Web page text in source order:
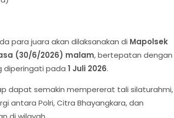
para juara akan dilaksanakan di Mapolsek
(30/6/2026) malam, bertepatan dengan
diperingati pada 1 Juli 2026.
dapat semakin mempererat tali silaturahmi,
antara Polri, Citra Bhayangkara, dan